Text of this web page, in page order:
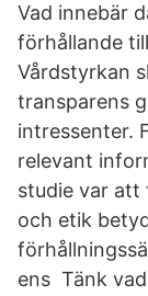
Vad innebär
förhållande
Vårdstyrkan
transparens
intressenter.
relevant
studie var att
och etik
ens Tänk